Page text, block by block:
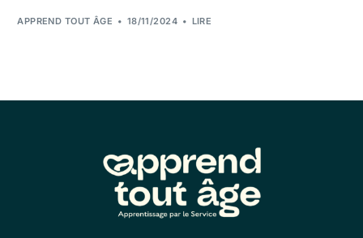
APPREND TOUT ÂGE 18/11/2024 LIRE